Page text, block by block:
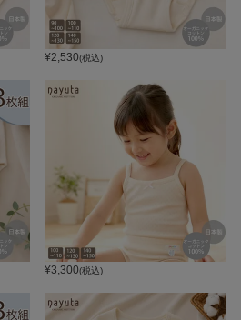
¥2,530(税込)
¥3,300(税込)